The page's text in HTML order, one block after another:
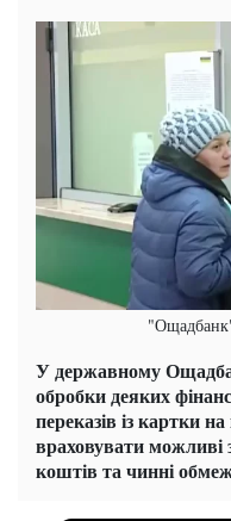
У державному
обробки деяких
переказів із картки
враховувати можливі
коштів та чинні